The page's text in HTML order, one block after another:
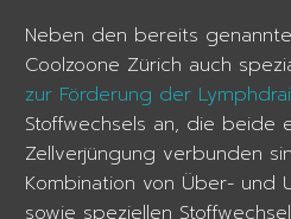
Neben den bereits
Coolzoone Zürich auch
zur Förderung der
Stoffwechsels an, die beide
Zellverjüngung verbunden
Kombination von Über- und
sowie speziellen